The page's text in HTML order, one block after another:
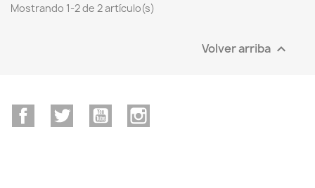
Mostrando 1-2 de 2 artículo(s)
Volver arriba 
FacebookTwitter YouTube